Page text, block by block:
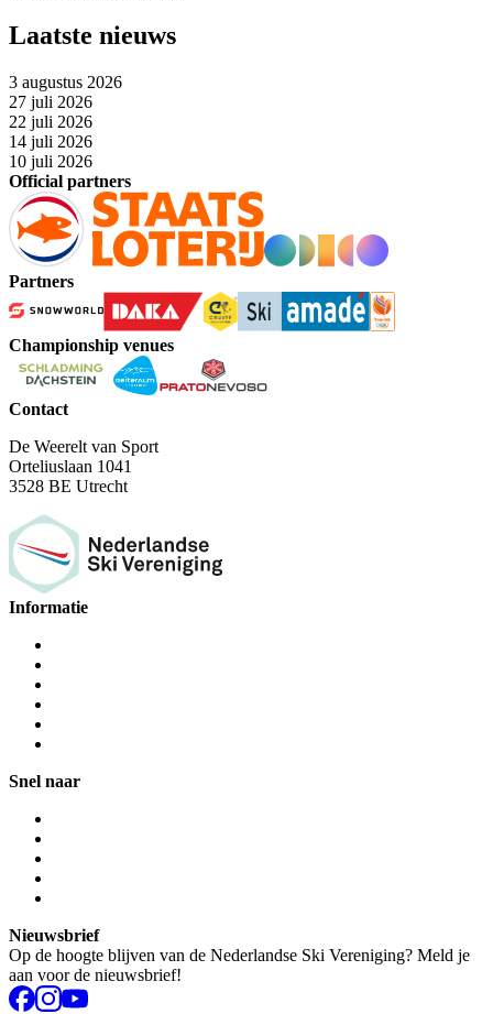
Laatste nieuws
3 augustus 2026
27 juli 2026
22 juli 2026
14 juli 2026
10 juli 2026
Official partners
Partners
Championship venues
Contact
De Weerelt van Sport
Orteliuslaan 1041
3528 BE Utrecht
Informatie
Snel naar
Nieuwsbrief
Op de hoogte blijven van de Nederlandse Ski Vereniging? Meld je
aan voor de nieuwsbrief!